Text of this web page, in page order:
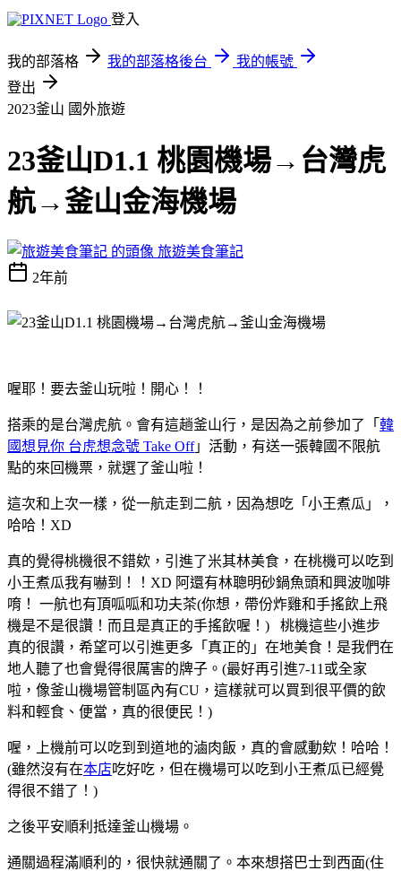
登入
我的部落格 我的部落格後台
我的帳號
登出
2023釜山 國外旅遊
23釜山D1.1 桃園機場→台灣虎
航→釜山金海機場
旅遊美食筆記
2年前
喔耶！要去釜山玩啦！開心！！
搭乘的是台灣虎航。會有這趟釜山行，是因為之前參加了「 韓
國想見你 台虎想念號 Take Off」活動，有送一張韓國不限航
點的來回機票，就選了釜山啦！
這次和上次一樣，從一航走到二航，因為想吃「小王煮瓜」，
哈哈！XD
真的覺得桃機很不錯欸，引進了米其林美食，在桃機可以吃到
小王煮瓜我有嚇到！！XD 阿還有林聰明砂鍋魚頭和興波咖啡
唷！ 一航也有頂呱呱和功夫茶(你想，帶份炸雞和手搖飲上飛
機是不是很讚！而且是真正的手搖飲喔！) 桃機這些小進步
真的很讚，希望可以引進更多「真正的」在地美食！是我們在
地人聽了也會覺得很厲害的牌子。(最好再引進7-11或全家
啦，像釜山機場管制區內有CU，這樣就可以買到很平價的飲
料和輕食、便當，真的很便民！)
喔，上機前可以吃到到道地的滷肉飯，真的會感動欸！哈哈！
(雖然沒有在本店吃好吃，但在機場可以吃到小王煮瓜已經覺
得很不錯了！)
之後平安順利抵達釜山機場。
通關過程滿順利的，很快就通關了。本來想搭巴士到西面(住